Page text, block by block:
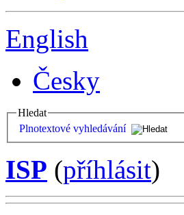
English
Česky
Hledat
Plnotextové vyhledávání
ISP (příhlásit)